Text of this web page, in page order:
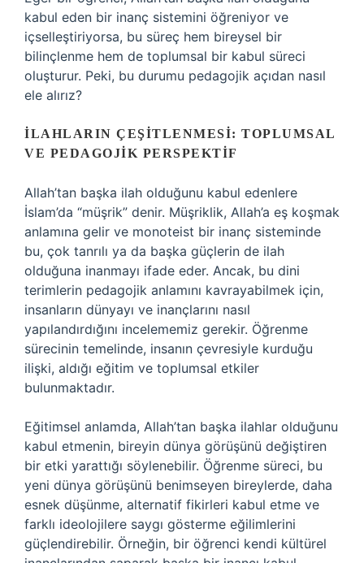
kabul eden bir inanç sistemini öğreniyor ve
içselleştiriyorsa, bu süreç hem bireysel bir
bilinçlenme hem de toplumsal bir kabul süreci
oluşturur. Peki, bu durumu pedagojik açıdan nasıl
ele alırız?
İLAHLARIN ÇEŞITLENMESI: TOPLUMSAL
VE PEDAGOJIK PERSPEKTIF
Allah’tan başka ilah olduğunu kabul edenlere
İslam’da “müşrik” denir. Müşriklik, Allah’a eş koşmak
anlamına gelir ve monoteist bir inanç sisteminde
bu, çok tanrılı ya da başka güçlerin de ilah
olduğuna inanmayı ifade eder. Ancak, bu dini
terimlerin pedagojik anlamını kavrayabilmek için,
insanların dünyayı ve inançlarını nasıl
yapılandırdığını incelememiz gerekir. Öğrenme
sürecinin temelinde, insanın çevresiyle kurduğu
ilişki, aldığı eğitim ve toplumsal etkiler
bulunmaktadır.
Eğitimsel anlamda, Allah’tan başka ilahlar olduğunu
kabul etmenin, bireyin dünya görüşünü değiştiren
bir etki yarattığı söylenebilir. Öğrenme süreci, bu
yeni dünya görüşünü benimseyen bireylerde, daha
esnek düşünme, alternatif fikirleri kabul etme ve
farklı ideolojilere saygı gösterme eğilimlerini
güçlendirebilir. Örneğin, bir öğrenci kendi kültürel